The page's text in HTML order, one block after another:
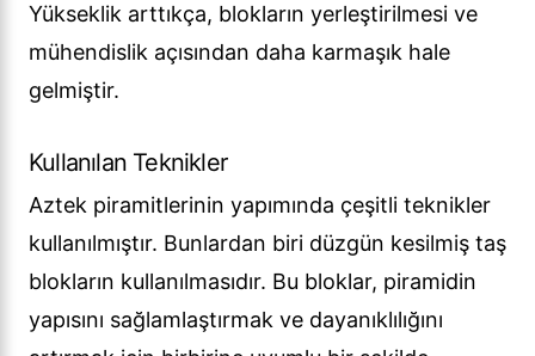
Yükseklik arttıkça, blokların yerleştirilmesi ve
mühendislik açısından daha karmaşık hale
gelmiştir.
Kullanılan Teknikler
Aztek piramitlerinin yapımında çeşitli teknikler
kullanılmıştır. Bunlardan biri düzgün kesilmiş taş
blokların kullanılmasıdır. Bu bloklar, piramidin
yapısını sağlamlaştırmak ve dayanıklılığını